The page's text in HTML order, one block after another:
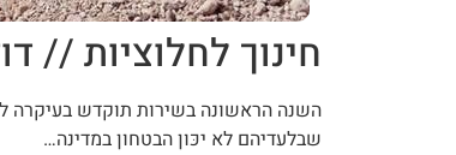
חינוך לחלוציות //
השנה הראשונה בשירות תוקדש בעיקרה
שבלעדיהם לא יכּון הבטחון במדינה…